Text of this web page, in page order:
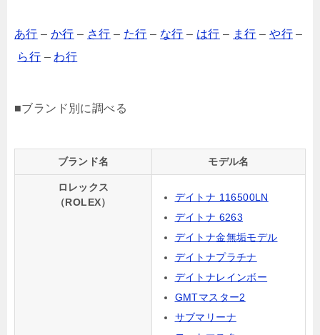
あ行 –か行 – さ行 – た行 – な行 – は行 – ま行 –や行–
ら行 – わ行
■ブランド別に調べる
ブランド名 モデル名
ロレックス
（ROLEX）
デイトナ 116500LN
デイトナ 6263
デイトナ金無垢モデル
デイトナプラチナ
デイトナレインボー
GMTマスター2
サブマリーナ